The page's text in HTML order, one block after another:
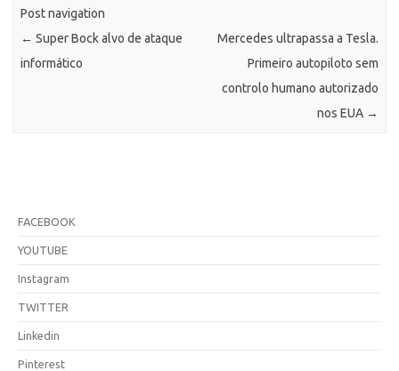
Post navigation
← Super Bock alvo de ataque
informático
Mercedes ultrapassa a Tesla.
Primeiro autopiloto sem
controlo humano autorizado
nos EUA →
FACEBOOK
YOUTUBE
Instagram
TWITTER
Linkedin
Pinterest